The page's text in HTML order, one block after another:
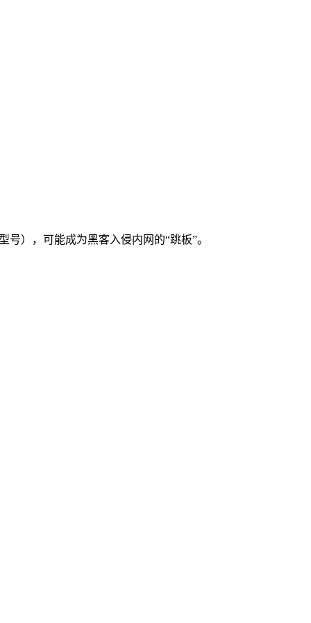
），可能成为黑客入侵内网的“跳板”。